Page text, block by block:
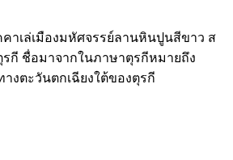
าเล่เมืองมหัศจรรย์ลานหินปูนสีขาว ส
กี ชื่อมาจากในภาษาตุรกีหมายถึง
งตะวันตกเฉียงใต้ของตุรกี